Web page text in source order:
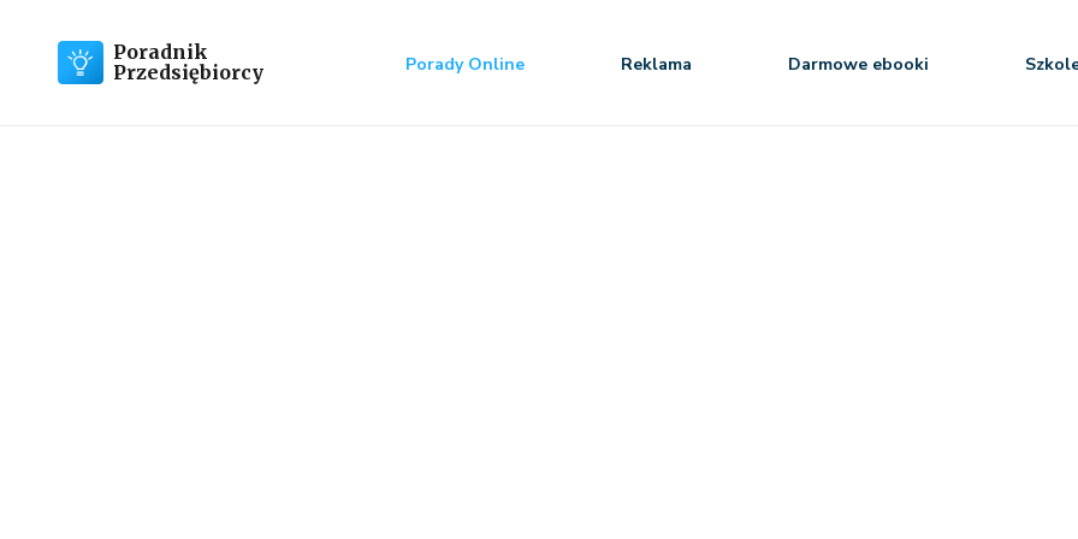
Poradnik
Przedsiębiorcy
Porady Online Reklama Darmowe ebooki